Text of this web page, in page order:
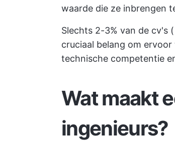
waarde die ze inbrengen
Slechts 2-3% van de cv's (
cruciaal belang om
technische competentie
Wat maakt
ingenieurs?